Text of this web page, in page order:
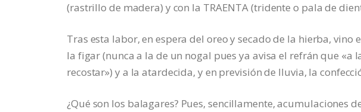
(rastrillo de madera) y con la TRAENTA (tridente o pala de
Tras esta labor, en espera del oreo y secado de la hierba,
la figar (nunca a la de un nogal pues ya avisa el refrán que «a
recostar») y a la atardecida, y en previsión de lluvia, la
¿Qué son los balagares? Pues, sencillamente, acumulaciones